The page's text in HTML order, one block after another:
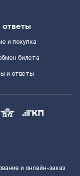
и покупка
билета
и ответы
и онлайн-заказ